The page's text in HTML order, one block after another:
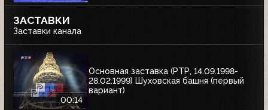
ЗАСТАВКИ
Заставки канала
00:14
Основная заставка (РТР, 14.09.1998-
28.02.1999) Шуховская башня (первый
вариант)